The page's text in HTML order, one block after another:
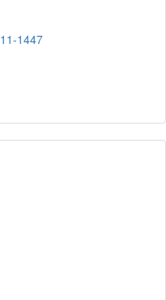
11-1447